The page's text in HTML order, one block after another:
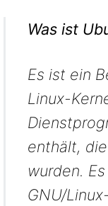
Was ist
Es ist ein
Linux-
enthält,
wurden.
GNU/